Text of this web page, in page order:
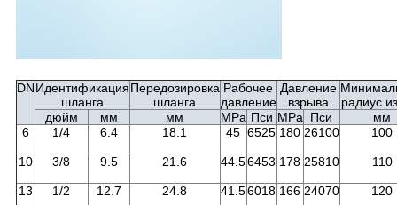
DNИдентификация
шланга
Передозировка
шланга
Рабочее
давление
Давление
взрыва
радиус
дюйм
мм мм MPa Пси MPa Пси
мм
6
1/4 6.4 18.1 45 6525 180 26100 100
10 3/8 9.5 21.6 44.56453 178 25810 110
13 1/2 12.7 24.8 41.56018 166 24070 120